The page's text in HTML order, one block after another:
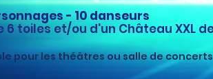
- 10 danseurs
6 toiles et/ou d'un Château XXL
pour les théâtres ou salle de concerts